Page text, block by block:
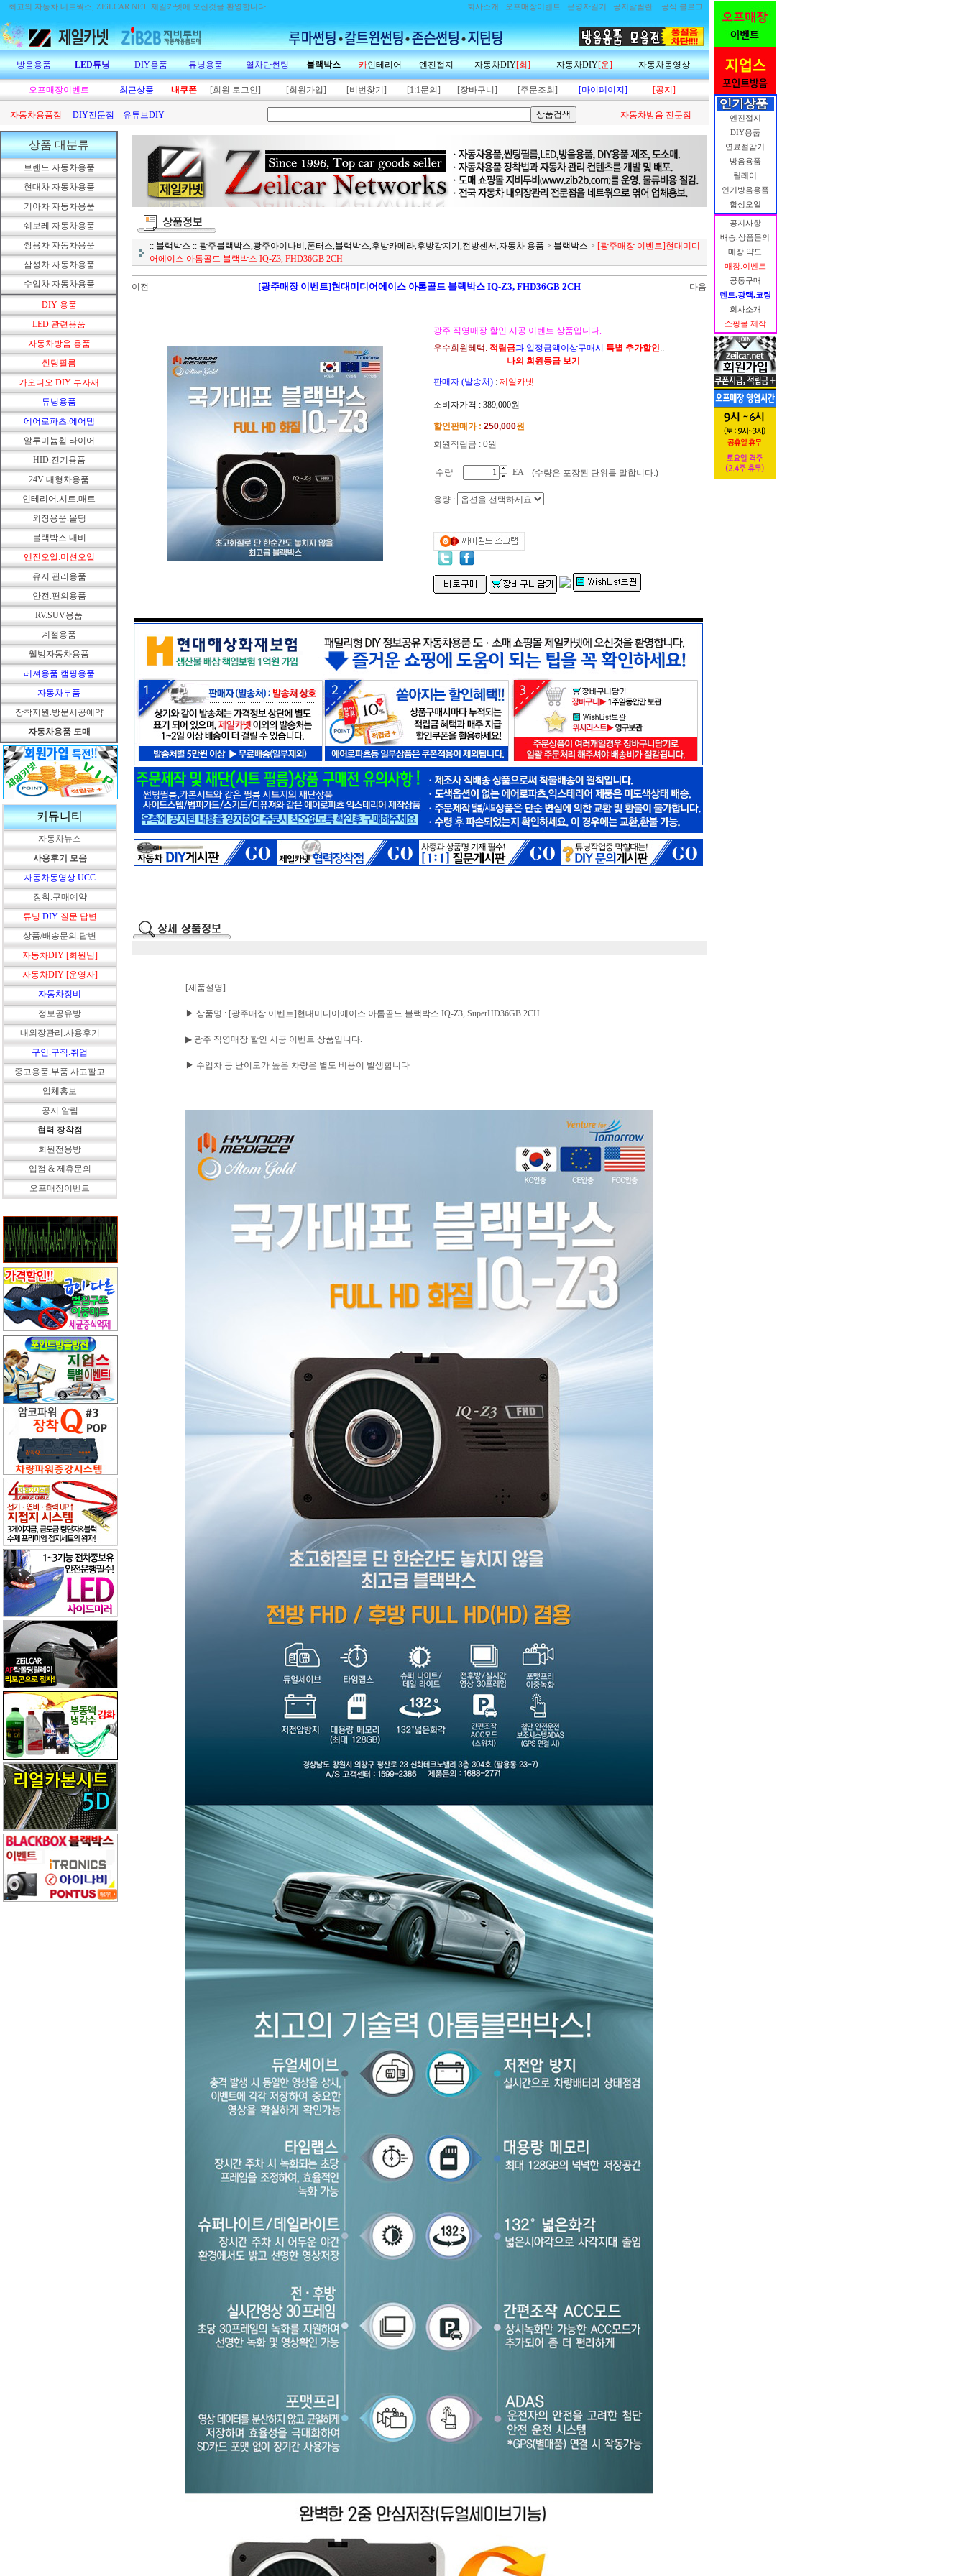
최고의 자동차 네트웍스, ZEiLCAR.NET. 제일카넷에 오신것을 환영합니다..... 회사소개 오프매장이벤트 운영자일기 공지알림란 공식 블로그
방음용품 LED튜닝 DIY용품 튜닝용품 열차단썬팅 블랙박스 카인테리어 엔진접지 자동차DIY[회] 자동차DIY[운] 자동차동영상
오프매장이벤트 최근상품 내쿠폰 [회원 로그인] [회원가입] [비번찾기] [1:1문의] [장바구니] [주문조회] [마이페이지] [공지]
자동차용품점 DIY전문점 유튜브DIY 자동차방음 전문점
상품 대분류
브랜드 자동차용품
현대차 자동차용품
기아차 자동차용품
쉐보레 자동차용품
쌍용차 자동차용품
삼성차 자동차용품
수입차 자동차용품
DIY 용품
LED 관련용품
자동차방음 용품
썬팅필름
카오디오 DIY 부자재
튜닝용품
에어로파츠.에어댐
알루미늄휠.타이어
HID.전기용품
24V 대형차용품
인테리어.시트.매트
외장용품.몰딩
블랙박스.내비
엔진오일.미션오일
유지.관리용품
안전.편의용품
RV.SUV용품
계절용품
웰빙자동차용품
레져용품.캠핑용품
자동차부품
장착지원.방문시공예약
자동차용품 도매
커뮤니티
자동차뉴스
사용후기 모음
자동차동영상 UCC
장착.구매예약
튜닝 DIY 질문.답변
상품/배송문의.답변
자동차DIY [회원님]
자동차DIY [운영자]
자동차정비
정보공유방
내외장관리.사용후기
구인.구직.취업
중고용품.부품 사고팔고
업체홍보
공지.알림
협력 장착점
회원전용방
입점 & 제휴문의
오프매장이벤트
:: 블랙박스 :: 광주블랙박스,광주아이나비,폰터스,블랙박스,후방카메라,후방감지기,전방센서,자동차 용품 > 블랙박스 > [광주매장 이벤트]현대미디
어에이스 아톰골드 블랙박스 IQ-Z3, FHD36GB 2CH
이전 [광주매장 이벤트]현대미디어에이스 아톰골드 블랙박스 IQ-Z3, FHD36GB 2CH 다음
광주 직영매장 할인 시공 이벤트 상품입니다.
우수회원혜택: 적립금과 일정금액이상구매시 특별 추가할인..
나의 회원등급 보기
판매자 (발송처) : 제일카넷
소비자가격 : 389,000원
할인판매가 : 250,000원
회원적립금 : 0원
수량 EA (수량은 포장된 단위를 말합니다.)
용량 :
[제품설명]
▶ 상품명 : [광주매장 이벤트]현대미디어에이스 아톰골드 블랙박스 IQ-Z3, SuperHD36GB 2CH
▶ 광주 직영매장 할인 시공 이벤트 상품입니다.
▶ 수입차 등 난이도가 높은 차량은 별도 비용이 발생합니다
엔진접지
DIY용품
연료절감기
방음용품
릴레이
인기방음용품
합성오일
공지사항
배송.상품문의
매장.약도
매장.이벤트
공동구매
덴트.광택.코팅
회사소개
쇼핑몰 제작